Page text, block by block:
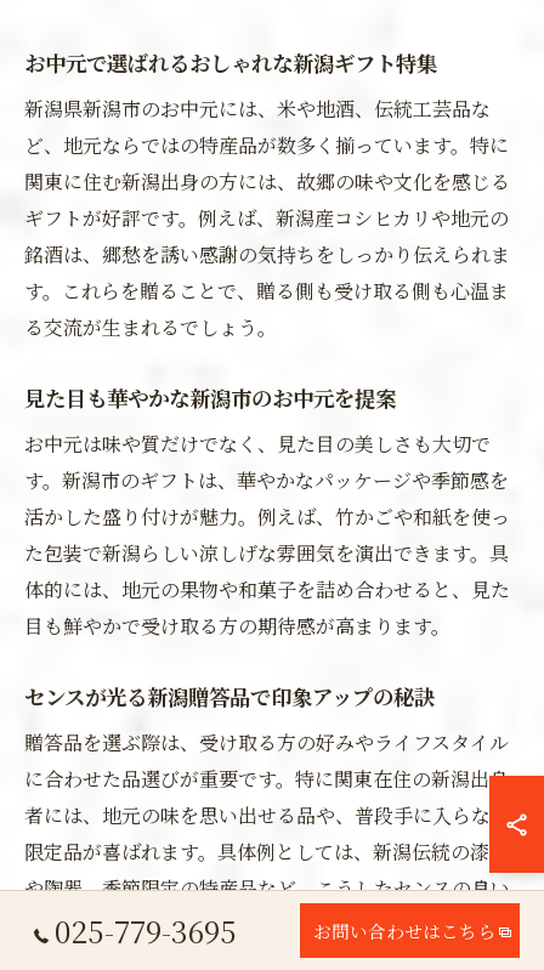
お中元で選ばれるおしゃれな新潟ギフト特集
新潟県新潟市のお中元には、米や地酒、伝統工芸品な
ど、地元ならではの特産品が数多く揃っています。特に
関東に住む新潟出身の方には、故郷の味や文化を感じる
ギフトが好評です。例えば、新潟産コシヒカリや地元の
銘酒は、郷愁を誘い感謝の気持ちをしっかり伝えられま
す。これらを贈ることで、贈る側も受け取る側も心温ま
る交流が生まれるでしょう。
見た目も華やかな新潟市のお中元を提案
お中元は味や質だけでなく、見た目の美しさも大切で
す。新潟市のギフトは、華やかなパッケージや季節感を
活かした盛り付けが魅力。例えば、竹かごや和紙を使っ
た包装で新潟らしい涼しげな雰囲気を演出できます。具
体的には、地元の果物や和菓子を詰め合わせると、見た
目も鮮やかで受け取る方の期待感が高まります。
センスが光る新潟贈答品で印象アップの秘訣
贈答品を選ぶ際は、受け取る方の好みやライフスタイル
に合わせた品選びが重要です。特に関東在住の新潟出身
者には、地元の味を思い出せる品や、普段手に入らない
限定品が喜ばれます。具体例としては、新潟伝統の漆器
や陶器、季節限定の特産品など。こうしたセンスの良い
贈り物は、印象に残りやすく感謝の気持ちもより強く伝
025-779-3695 お問い合わせはこちら